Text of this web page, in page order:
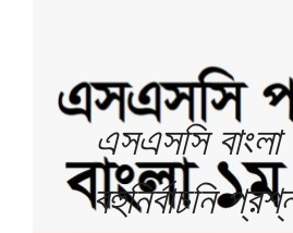
এসএসসি
বহুনির্বাচনি